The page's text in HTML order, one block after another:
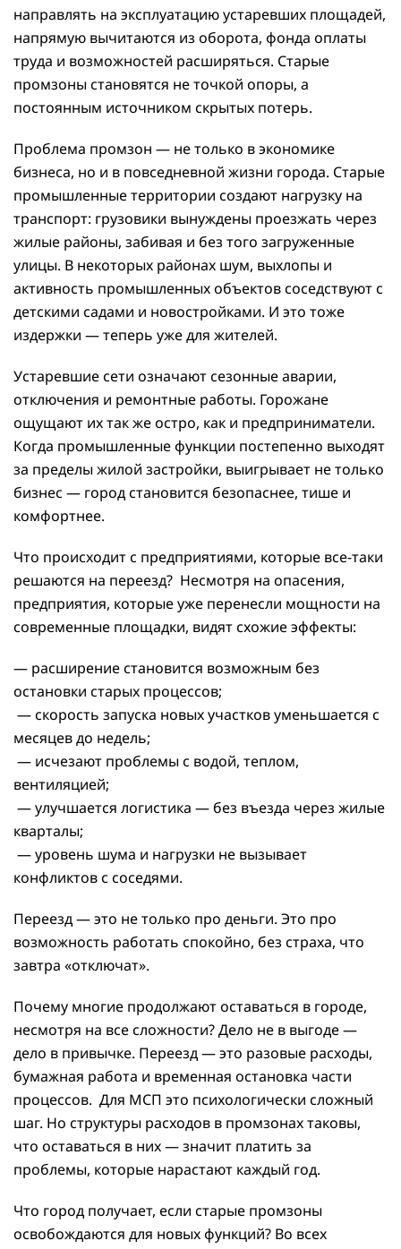
направлять на эксплуатацию устаревших площадей,
напрямую вычитаются из оборота, фонда оплаты
труда и возможностей расширяться. Старые
промзоны становятся не точкой опоры, а
постоянным источником скрытых потерь.
Проблема промзон — не только в экономике
бизнеса, но и в повседневной жизни города. Старые
промышленные территории создают нагрузку на
транспорт: грузовики вынуждены проезжать через
жилые районы, забивая и без того загруженные
улицы. В некоторых районах шум, выхлопы и
активность промышленных объектов соседствуют с
детскими садами и новостройками. И это тоже
издержки — теперь уже для жителей.
Устаревшие сети означают сезонные аварии,
отключения и ремонтные работы. Горожане
ощущают их так же остро, как и предприниматели.
Когда промышленные функции постепенно выходят
за пределы жилой застройки, выигрывает не только
бизнес — город становится безопаснее, тише и
комфортнее.
Что происходит с предприятиями, которые все-таки
решаются на переезд? Несмотря на опасения,
предприятия, которые уже перенесли мощности на
современные площадки, видят схожие эффекты:
— расширение становится возможным без
остановки старых процессов;
— скорость запуска новых участков уменьшается с
месяцев до недель;
— исчезают проблемы с водой, теплом,
вентиляцией;
— улучшается логистика — без въезда через жилые
кварталы;
— уровень шума и нагрузки не вызывает
конфликтов с соседями.
Переезд — это не только про деньги. Это про
возможность работать спокойно, без страха, что
завтра «отключат».
Почему многие продолжают оставаться в городе,
несмотря на все сложности? Дело не в выгоде —
дело в привычке. Переезд — это разовые расходы,
бумажная работа и временная остановка части
процессов. Для МСП это психологически сложный
шаг. Но структуры расходов в промзонах таковы,
что оставаться в них — значит платить за
проблемы, которые нарастают каждый год.
Что город получает, если старые промзоны
освобождаются для новых функций? Во всех